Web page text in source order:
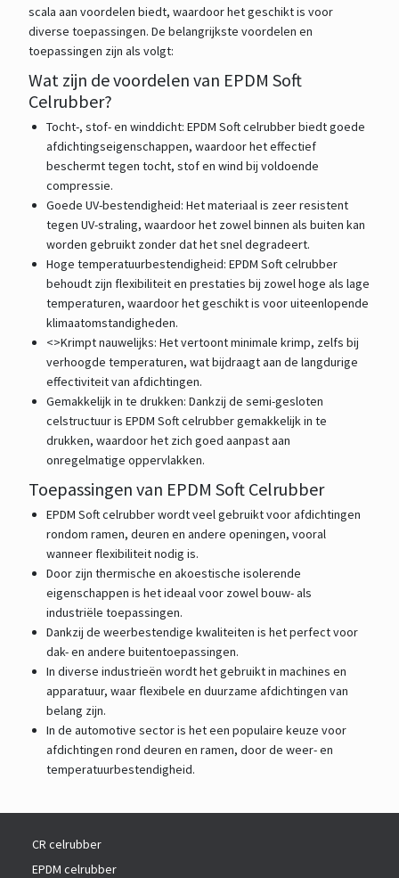
scala aan voordelen biedt, waardoor het geschikt is voor
diverse toepassingen. De belangrijkste voordelen en
toepassingen zijn als volgt:
Wat zijn de voordelen van EPDM Soft
Celrubber?
Tocht-, stof- en winddicht: EPDM Soft celrubber biedt goede
afdichtingseigenschappen, waardoor het effectief
beschermt tegen tocht, stof en wind bij voldoende
compressie.
Goede UV-bestendigheid: Het materiaal is zeer resistent
tegen UV-straling, waardoor het zowel binnen als buiten kan
worden gebruikt zonder dat het snel degradeert.
Hoge temperatuurbestendigheid: EPDM Soft celrubber
behoudt zijn flexibiliteit en prestaties bij zowel hoge als lage
temperaturen, waardoor het geschikt is voor uiteenlopende
klimaatomstandigheden.
<>Krimpt nauwelijks: Het vertoont minimale krimp, zelfs bij
verhoogde temperaturen, wat bijdraagt aan de langdurige
effectiviteit van afdichtingen.
Gemakkelijk in te drukken: Dankzij de semi-gesloten
celstructuur is EPDM Soft celrubber gemakkelijk in te
drukken, waardoor het zich goed aanpast aan
onregelmatige oppervlakken.
Toepassingen van EPDM Soft Celrubber
EPDM Soft celrubber wordt veel gebruikt voor afdichtingen
rondom ramen, deuren en andere openingen, vooral
wanneer flexibiliteit nodig is.
Door zijn thermische en akoestische isolerende
eigenschappen is het ideaal voor zowel bouw- als
industriële toepassingen.
Dankzij de weerbestendige kwaliteiten is het perfect voor
dak- en andere buitentoepassingen.
In diverse industrieën wordt het gebruikt in machines en
apparatuur, waar flexibele en duurzame afdichtingen van
belang zijn.
In de automotive sector is het een populaire keuze voor
afdichtingen rond deuren en ramen, door de weer- en
temperatuurbestendigheid.
CR celrubber
EPDM celrubber